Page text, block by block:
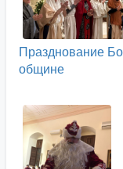
Празднование
общине